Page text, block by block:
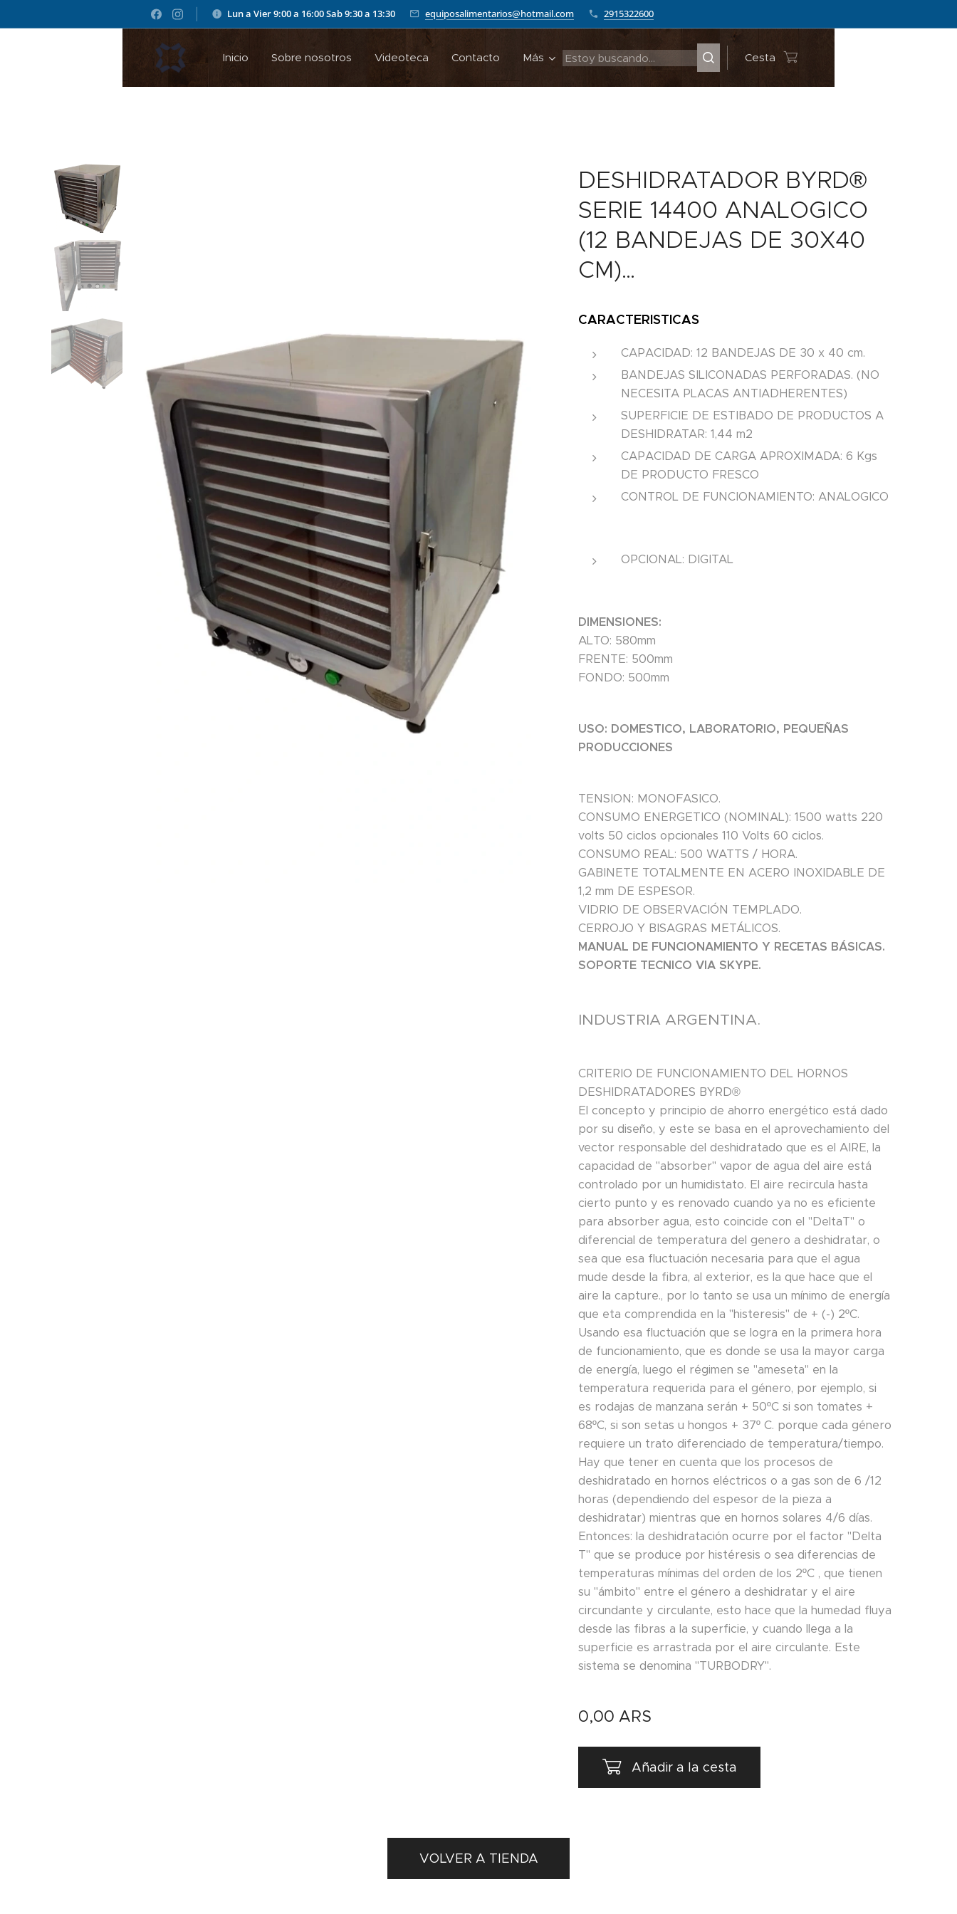
Lun a Vier 9:00 a 16:00Sab 9:30 a 13:30 equiposalimentarios@hotmail.com 2915322600
Inicio Sobre nosotros Videoteca Contacto Más Cesta
DESHIDRATADOR BYRD®
SERIE 14400 ANALOGICO
(12 BANDEJAS DE 30X40
CM)…
CARACTERISTICAS
CAPACIDAD: 12 BANDEJAS DE 30 x 40 cm.
BANDEJAS SILICONADAS PERFORADAS. (NO
NECESITA PLACAS ANTIADHERENTES)
SUPERFICIE DE ESTIBADO DE PRODUCTOS A
DESHIDRATAR: 1,44 m2
CAPACIDAD DE CARGA APROXIMADA: 6 Kgs
DE PRODUCTO FRESCO
CONTROL DE FUNCIONAMIENTO: ANALOGICO
OPCIONAL: DIGITAL
DIMENSIONES:
ALTO: 580mm
FRENTE: 500mm
FONDO: 500mm
USO: DOMESTICO, LABORATORIO, PEQUEÑAS
PRODUCCIONES
TENSION: MONOFASICO.
CONSUMO ENERGETICO (NOMINAL): 1500 watts 220
volts 50 ciclos opcionales 110 Volts 60 ciclos.
CONSUMO REAL: 500 WATTS / HORA.
GABINETE TOTALMENTE EN ACERO INOXIDABLE DE
1,2 mm DE ESPESOR.
VIDRIO DE OBSERVACIÓN TEMPLADO.
CERROJO Y BISAGRAS METÁLICOS.
MANUAL DE FUNCIONAMIENTO Y RECETAS BÁSICAS.
SOPORTE TECNICO VIA SKYPE.
INDUSTRIA ARGENTINA.
CRITERIO DE FUNCIONAMIENTO DEL HORNOS
DESHIDRATADORES BYRD®
El concepto y principio de ahorro energético está dado
por su diseño, y este se basa en el aprovechamiento del
vector responsable del deshidratado que es el AIRE, la
capacidad de "absorber" vapor de agua del aire está
controlado por un humidistato. El aire recircula hasta
cierto punto y es renovado cuando ya no es eficiente
para absorber agua, esto coincide con el "DeltaT" o
diferencial de temperatura del genero a deshidratar, o
sea que esa fluctuación necesaria para que el agua
mude desde la fibra, al exterior, es la que hace que el
aire la capture., por lo tanto se usa un mínimo de energía
que eta comprendida en la "histeresis" de + (-) 2ºC.
Usando esa fluctuación que se logra en la primera hora
de funcionamiento, que es donde se usa la mayor carga
de energía, luego el régimen se "ameseta" en la
temperatura requerida para el género, por ejemplo, si
es rodajas de manzana serán + 50ºC si son tomates +
68ºC, si son setas u hongos + 37º C. porque cada género
requiere un trato diferenciado de temperatura/tiempo.
Hay que tener en cuenta que los procesos de
deshidratado en hornos eléctricos o a gas son de 6 /12
horas (dependiendo del espesor de la pieza a
deshidratar) mientras que en hornos solares 4/6 días.
Entonces: la deshidratación ocurre por el factor "Delta
T" que se produce por histéresis o sea diferencias de
temperaturas mínimas del orden de los 2ºC , que tienen
su "ámbito" entre el género a deshidratar y el aire
circundante y circulante, esto hace que la humedad fluya
desde las fibras a la superficie, y cuando llega a la
superficie es arrastrada por el aire circulante. Este
sistema se denomina "TURBODRY".
0,00 ARS
Añadir a la cesta
VOLVER A TIENDA